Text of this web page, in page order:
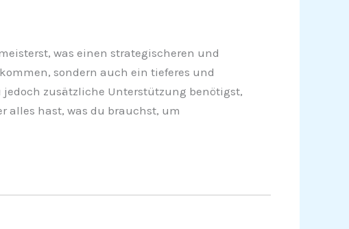
was einen strategischeren und
sondern auch ein tieferes und
zusätzliche Unterstützung benötigst,
alles hast, was du brauchst, um